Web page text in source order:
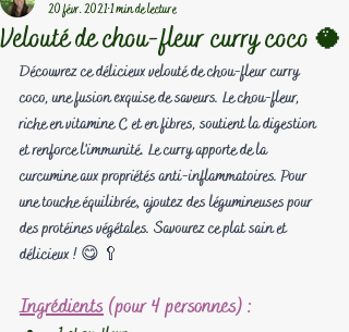
Velouté de chou-fleur curry coco 🥥
20 févr. 20211 min de lecture
Découvrez ce délicieux velouté de chou-fleur curry
coco, une fusion exquise de saveurs. Le chou-fleur,
riche en vitamine C et en fibres, soutient la digestion
et renforce l'immunité. Le curry apporte de la
curcumine aux propriétés anti-inflammatoires. Pour
une touche équilibrée, ajoutez des légumineuses pour
des protéines végétales. Savourez ce plat sain et
délicieux ! 😋 🥄
Ingrédients (pour 4 personnes) :